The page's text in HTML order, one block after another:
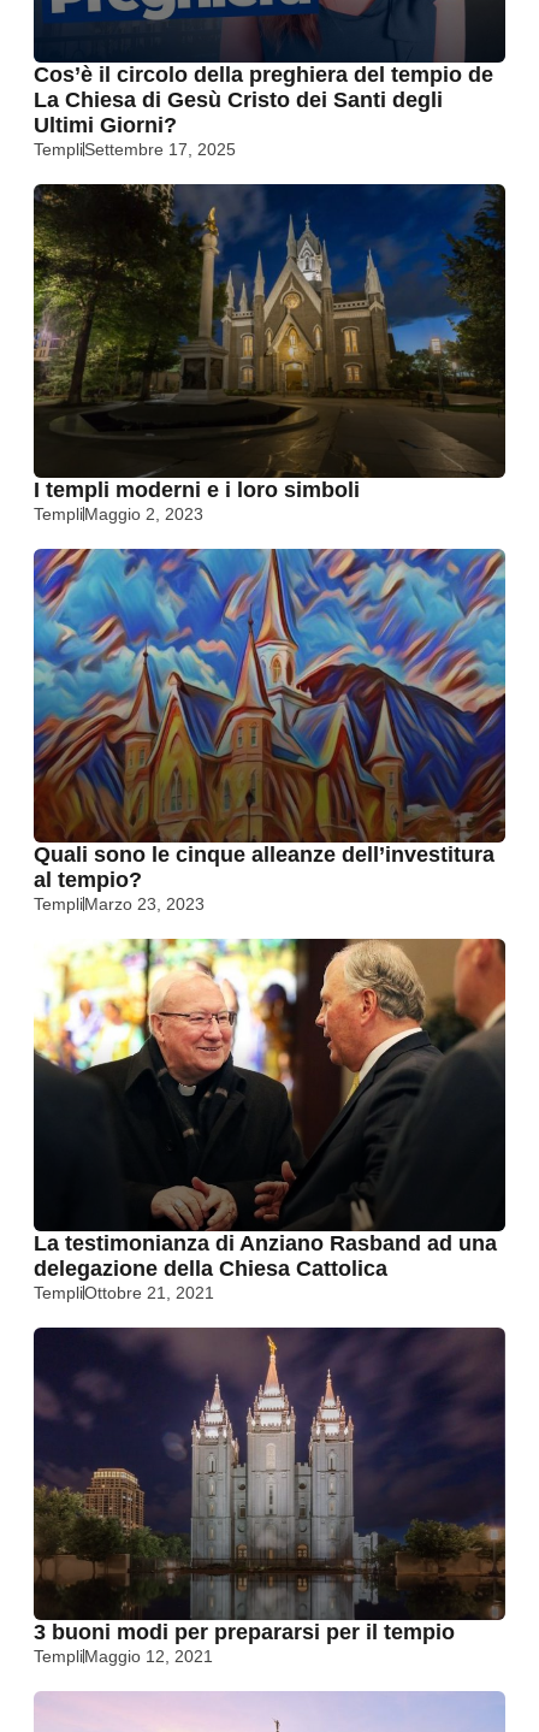
Cos’è il circolo della preghiera del tempio de
La Chiesa di Gesù Cristo dei Santi degli
Ultimi Giorni?
TempliSettembre 17, 2025
I templi moderni e i loro simboli
TempliMaggio 2, 2023
Quali sono le cinque alleanze dell’investitura
al tempio?
TempliMarzo 23, 2023
La testimonianza di Anziano Rasband ad una
delegazione della Chiesa Cattolica
TempliOttobre 21, 2021
3 buoni modi per prepararsi per il tempio
TempliMaggio 12, 2021